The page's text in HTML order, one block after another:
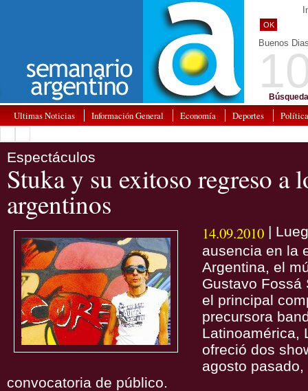
OK
Buenos
Ultimas Noticias Información General Economía Deportes Política
Espectáculos
Stuka y su exitoso regreso a
argentinos
14.09.2010 |
ausencia en la
Argentina, el
Gustavo Fossá
el principal
precursora
Latinoamérica,
ofreció dos
agosto
convocatoria de público.